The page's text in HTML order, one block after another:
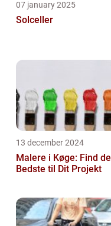
07 january 2025
Solceller
13 december 2024
Malere i Køge: Find de
Bedste til Dit Projekt